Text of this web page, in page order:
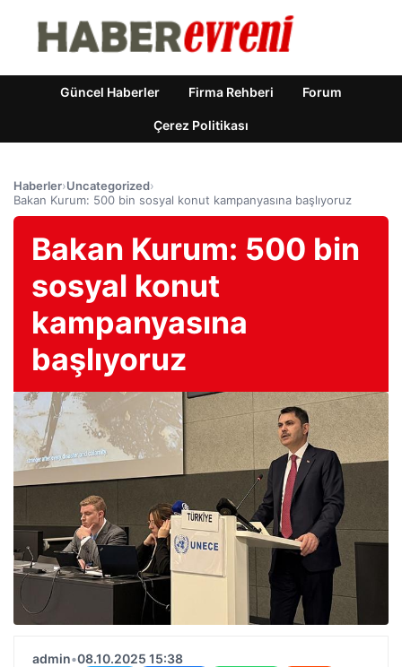
Güncel Haberler Firma Rehberi Forum
Çerez Politikası
Haberler›Uncategorized›
Bakan Kurum: 500 bin sosyal konut kampanyasına başlıyoruz
Bakan Kurum: 500 bin
sosyal konut
kampanyasına
başlıyoruz
admin•08.10.2025 15:38